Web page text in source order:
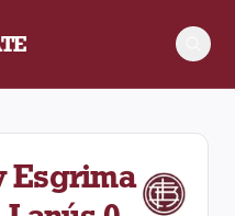
Gimnasia y Esgrima
Esgrima